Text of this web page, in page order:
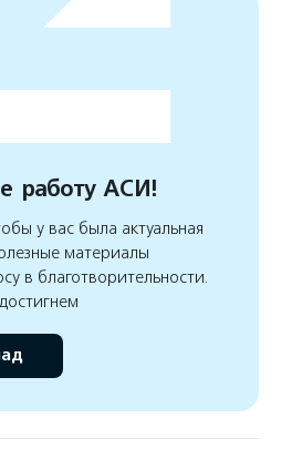
работу АСИ!
у вас была актуальная
материалы
в благотворительности.